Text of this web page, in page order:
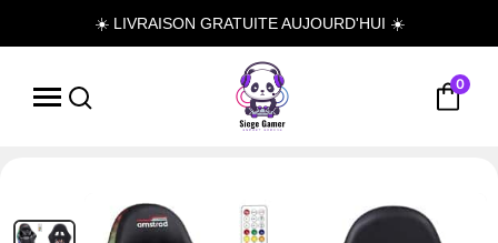
☀️ LIVRAISON GRATUITE AUJOURD'HUI ☀️
0